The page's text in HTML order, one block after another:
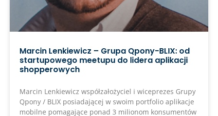
Marcin Lenkiewicz – Grupa Qpony-BLIX: od
startupowego meetupu do lidera aplikacji
shopperowych
Marcin Lenkiewicz współzałożyciel i wiceprezes Grupy
Qpony / BLIX posiadającej w swoim portfolio aplikacje
mobilne pomagające ponad 3 milionom konsumentów